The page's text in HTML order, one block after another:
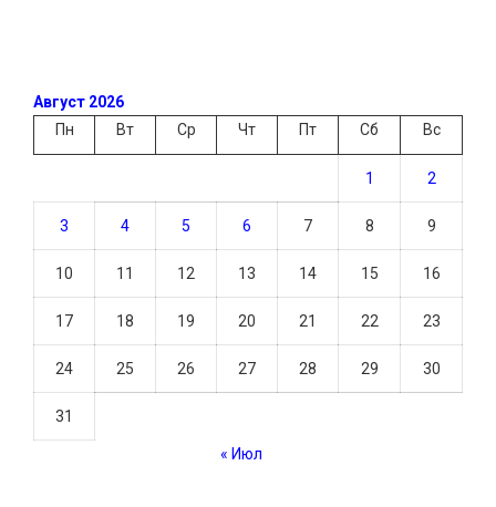
Август 2026
Пн
Вт Ср Чт Пт Сб Вс
1 2
3 4 5 6 7 8 9
10 11 12 13 14 15 16
17 18 19 20 21 22 23
24 25 26 27 28 29 30
31
« Июл